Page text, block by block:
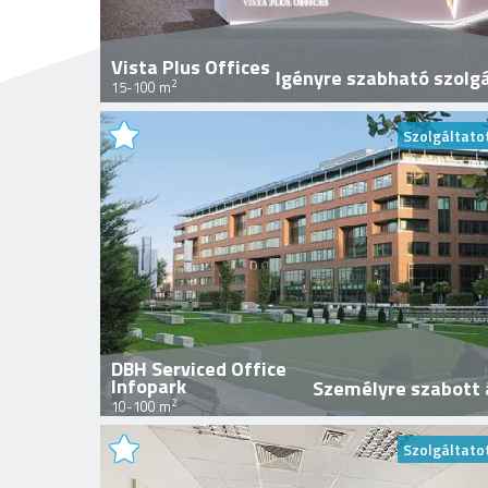
Vista Plus Offices
15-100 m2 Igényre szabható
DBH Serviced Office
Infopark
10-100 m2 Személyre szabott